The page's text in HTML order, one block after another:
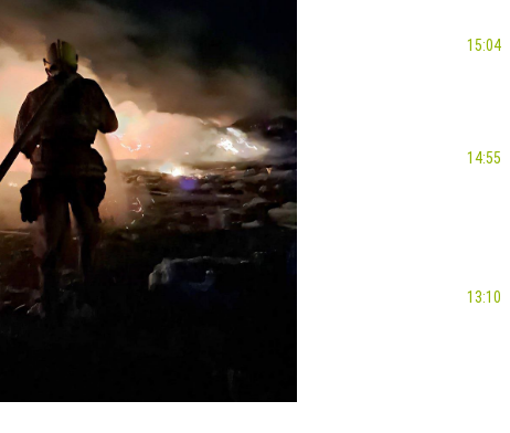
15:04
14:55
13:10